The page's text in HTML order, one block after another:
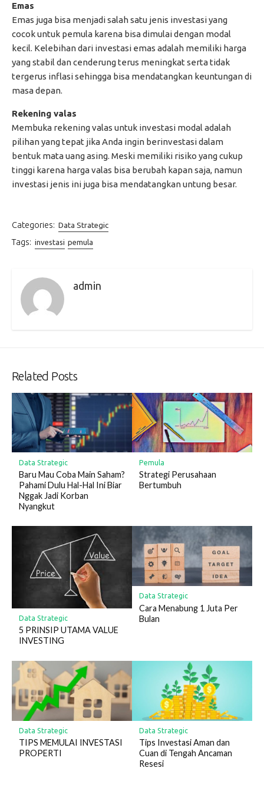
Emas
Emas juga bisa menjadi salah satu jenis investasi yang
cocok untuk pemula karena bisa dimulai dengan modal
kecil. Kelebihan dari investasi emas adalah memiliki harga
yang stabil dan cenderung terus meningkat serta tidak
tergerus inflasi sehingga bisa mendatangkan keuntungan di
masa depan.
Rekening valas
Membuka rekening valas untuk investasi modal adalah
pilihan yang tepat jika Anda ingin berinvestasi dalam
bentuk mata uang asing. Meski memiliki risiko yang cukup
tinggi karena harga valas bisa berubah kapan saja, namun
investasi jenis ini juga bisa mendatangkan untung besar.
Categories: Data Strategic
Tags: investasi pemula
admin
Related Posts
Data Strategic
Baru Mau Coba Main Saham?
Pahami Dulu Hal-Hal Ini Biar
Nggak Jadi Korban
Nyangkut
Pemula
Strategi Perusahaan
Bertumbuh
Data Strategic
5 PRINSIP UTAMA VALUE
INVESTING
Data Strategic
Cara Menabung 1 Juta Per
Bulan
Data Strategic
TIPS MEMULAI INVESTASI
PROPERTI
Data Strategic
Tips Investasi Aman dan
Cuan di Tengah Ancaman
Resesi